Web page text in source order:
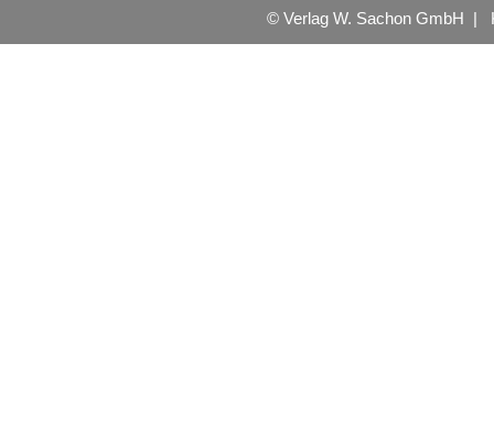
© Verlag W. Sachon GmbH |